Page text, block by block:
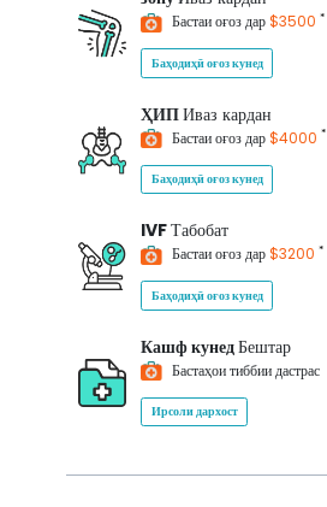
Бастаи оғоз дар$3500 *
Баҳодиҳӣ оғоз кунед
ҲИПИваз кардан
Бастаи оғоз дар$4000 *
Баҳодиҳӣ оғоз кунед
IVFТабобат
Бастаи оғоз дар$3200 *
Баҳодиҳӣ оғоз кунед
Кашф кунедБештар
Бастаҳои тиббии дастрас
Ирсоли дархост